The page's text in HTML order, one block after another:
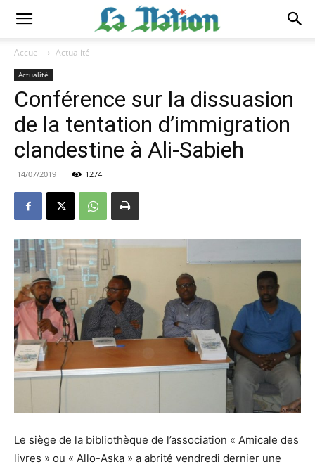
Accueil Actualité
Actualité
Conférence sur la dissuasion
de la tentation d’immigration
clandestine à Ali-Sabieh
14/07/2019 1274
Le siège de la bibliothèque de l’association « Amicale des
livres » ou « Allo-Aska » a abrité vendredi dernier une